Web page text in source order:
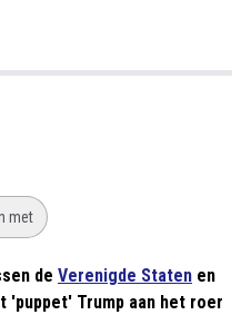
met
de Verenigde Staten en
Trump aan het roer